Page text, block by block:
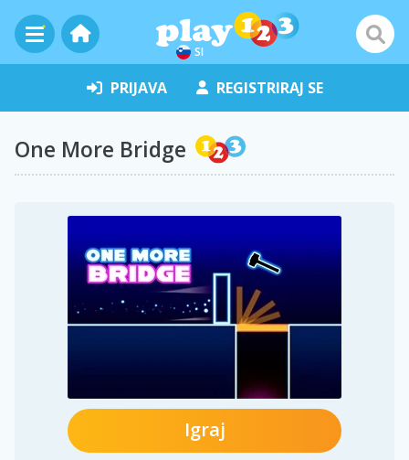
SI
PRIJAVA REGISTRIRAJ SE
One More Bridge
Igraj